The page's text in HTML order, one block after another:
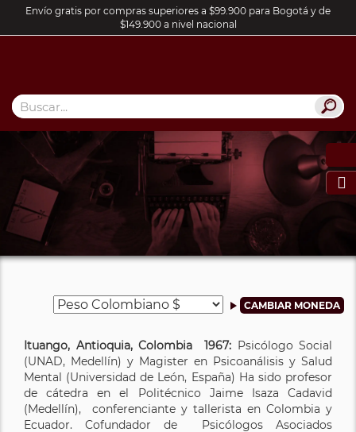
Envío gratis por compras superiores a $99.900 para Bogotá y de
$149.900 a nivel nacional

Ituango, Antioquia, Colombia 1967: Psicólogo Social
(UNAD, Medellín) y Magister en Psicoanálisis y Salud
Mental (Universidad de León, España) Ha sido profesor
de cátedra en el Politécnico Jaime Isaza Cadavid
(Medellín), conferenciante y tallerista en Colombia y
Ecuador. Cofundador de Psicólogos Asociados